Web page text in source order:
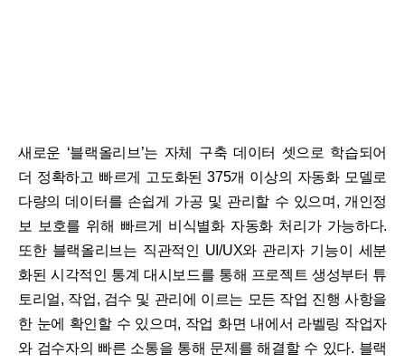
새로운 ‘블랙올리브’는 자체 구축 데이터 셋으로 학습되어
더 정확하고 빠르게 고도화된 375개 이상의 자동화 모델로
다량의 데이터를 손쉽게 가공 및 관리할 수 있으며, 개인정
보 보호를 위해 빠르게 비식별화 자동화 처리가 가능하다.
또한 블랙올리브는 직관적인 UI/UX와 관리자 기능이 세분
화된 시각적인 통계 대시보드를 통해 프로젝트 생성부터 튜
토리얼, 작업, 검수 및 관리에 이르는 모든 작업 진행 사항을
한 눈에 확인할 수 있으며, 작업 화면 내에서 라벨링 작업자
와 검수자의 빠른 소통을 통해 문제를 해결할 수 있다. 블랙